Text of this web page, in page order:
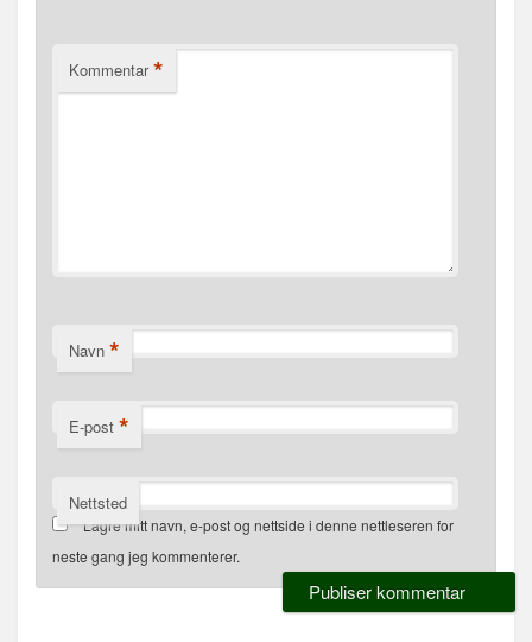
Kommentar *
Navn *
E-post *
Nettsted
Lagre mitt navn, e-post og nettside i denne nettleseren for
neste gang jeg kommenterer.
Alternative: